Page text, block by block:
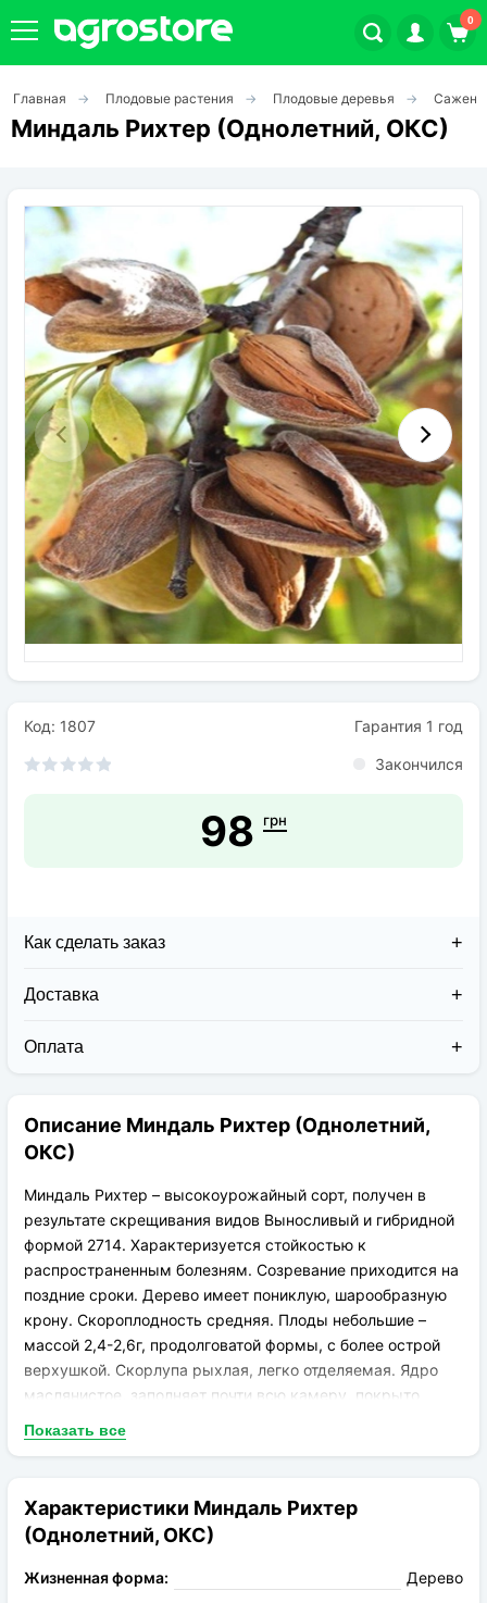
0
Плодовые кустарники
Цветы
Травы
Овощи (на посадку)
Штамбовые ягодные кусты
Семена
Удобрения
Главная Плодовые растения Плодовые деревья
Миндаль Рихтер (Однолетний, ОКС)
Код: 1807 Гарантия 1 год
Закончился
98 грн
Как сделать заказ
Доставка
курьерскими службами:
транспортировки вплоть до 14 дней (с учётом
хранения на складе).
Оплата
На карту приват банка перед отправкой;
По выставленному счёту (реквизитам
юридического лица);
Описание Миндаль Рихтер (Однолетний,
ОКС)
Миндаль Рихтер – высокоурожайный сорт, получен в
результате скрещивания видов Выносливый и гибридной
формой 2714. Характеризуется стойкостью к
распространенным болезням. Созревание приходится на
поздние сроки. Дерево имеет пониклую, шарообразную
крону. Скороплодность средняя. Плоды небольшие –
массой 2,4-2,6г, продолговатой формы, с более острой
верхушкой. Скорлупа рыхлая, легко отделяемая. Ядро
маслянистое, заполняет почти всю камеру, покрыто
отличного качества.
Показать все
Характеристики Миндаль Рихтер
(Однолетний, ОКС)
Жизненная форма:
Дерево